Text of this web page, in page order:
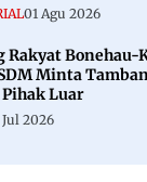
01 Agu 2026
Rakyat Bonehau-
Minta
Luar
Jul 2026